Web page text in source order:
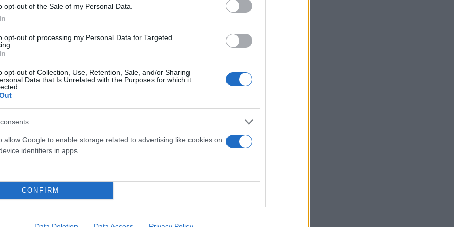
opt-out of the Sale of my Personal Data.
opt-out of processing my Personal Data for Targeted
opt-out of Collection, Use, Retention, Sale, and/or Sharing
Data that Is Unrelated with the Purposes for which it
allow Google to enable storage related to advertising like cookies on
identifiers in apps.
CONFIRM
στην πρεμιέρα της League Stage
55' Τέιλορ)
Εκιτίκε, 62' Ντίνα Εμπίμπε, 67' Κρίστενσεν - 41' Σουλτς, 86'
32' Στεφανέσκου, 58' και 69' Ολάρου - 23' Λιπούτσεκ)